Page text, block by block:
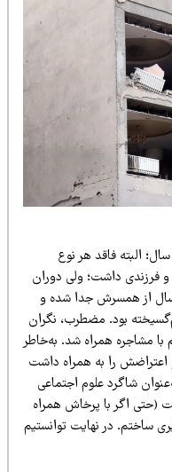
جوان، حول‌وحوش ۴۰ سال؛ البته فاقد هر نوع
و فرزندی داشت؛ ولی دوران
همسرش جدا شده و
بود. مضطرب، نگران
همراه شد. به‌خاطر
را به همراه داشت
شاگرد علوم اجتماعی
با پرخاش همراه
در نهایت توانستیم